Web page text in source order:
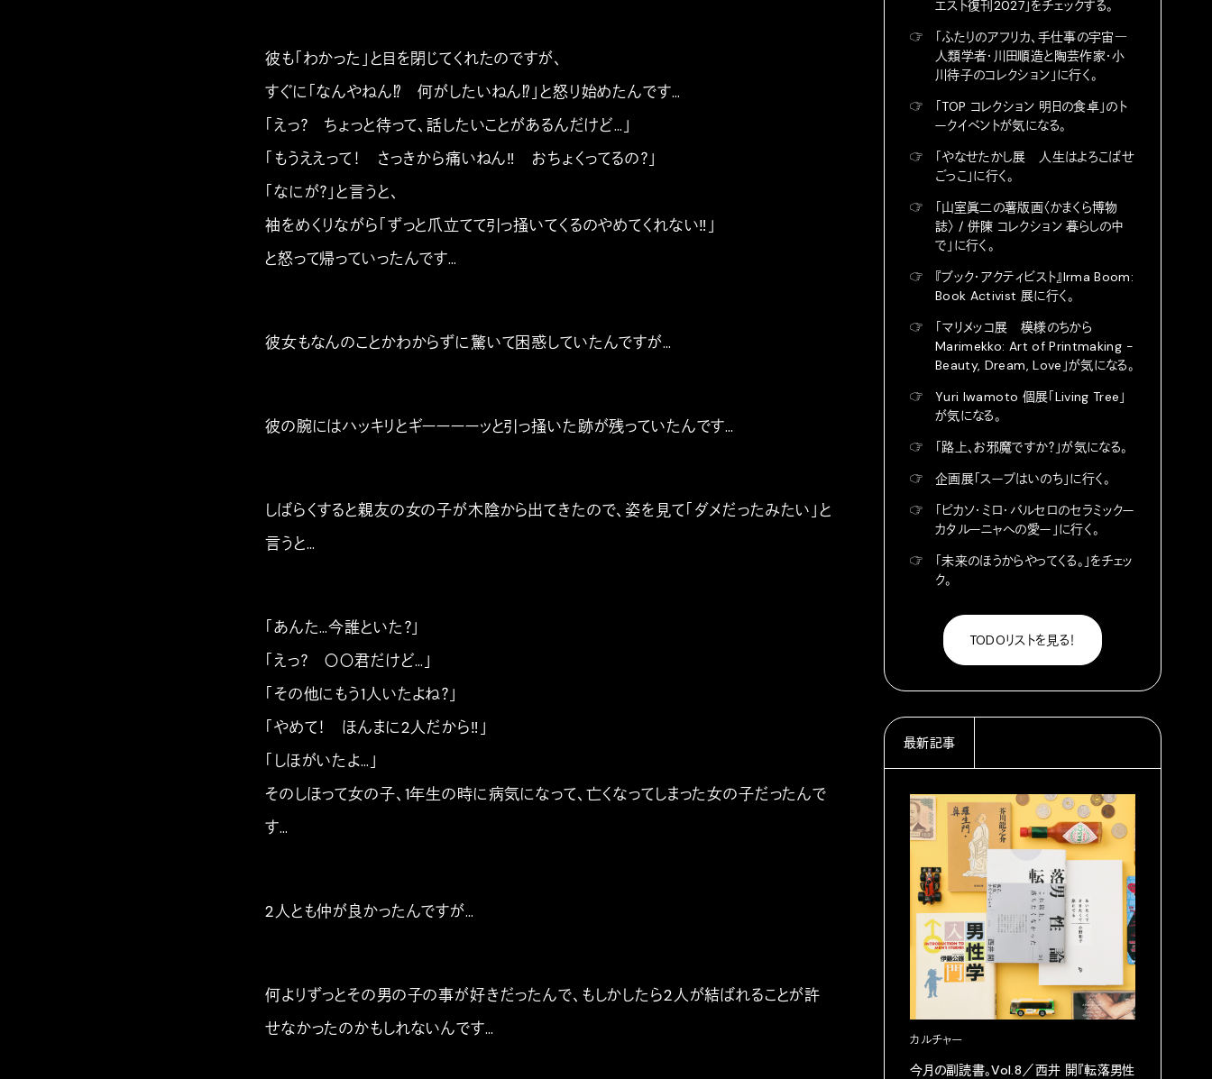
彼も「わかった」と目を閉じてくれたのですが、
すぐに「なんやねん⁉︎ 何がしたいねん⁉︎」と怒り始めたんです…
「えっ？ ちょっと待って、話したいことがあるんだけど…」
「もうええって！ さっきから痛いねん‼︎ おちょくってるの？」
「なにが？」と言うと、
袖をめくりながら「ずっと爪立てて引っ掻いてくるのやめてくれない‼︎」
と怒って帰っていったんです…
彼女もなんのことかわからずに驚いて困惑していたんですが…
彼の腕にはハッキリとギーーーーッと引っ掻いた跡が残っていたんです…
しばらくすると親友の女の子が木陰から出てきたので、姿を見て「ダメだったみたい」と
言うと…
「あんた…今誰といた？」
「えっ？ 〇〇君だけど…」
「その他にもう1人いたよね？」
「やめて！ ほんまに2人だから‼︎」
「しほがいたよ…」
そのしほって女の子、1年生の時に病気になって、亡くなってしまった女の子だったんで
す…
2人とも仲が良かったんですが…
何よりずっとその男の子の事が好きだったんで、もしかしたら2人が結ばれることが許
せなかったのかもしれないんです…
エスト復刊2027」をチェックする。
☞
「ふたりのアフリカ、手仕事の宇宙―
人類学者・川田順造と陶芸作家・小
川待子のコレクション」に行く。
☞
「TOP コレクション 明日の食卓」のト
ークイベントが気になる。
☞
「やなせたかし展 人生はよろこばせ
ごっこ」に行く。
☞
「山室眞二の薯版画〈かまくら博物
誌〉 / 併陳 コレクション 暮らしの中
で」に行く。
☞
『ブック・アクティビスト』Irma Boom:
Book Activist 展に行く。
☞
「マリメッコ展 模様のちから
Marimekko: Art of Printmaking -
Beauty, Dream, Love」が気になる。
☞
Yuri Iwamoto 個展「Living Tree」
が気になる。
☞
「路上、お邪魔ですか？」が気になる。
☞
企画展「スープはいのち」に行く。
☞
「ピカソ・ミロ・バルセロのセラミックー
カタルーニャへの愛ー」に行く。
☞
「未来のほうからやってくる。」をチェッ
ク。
TODOリストを見る！
最新記事
カルチャー
今月の副読書。Vol.8／西井 開『転落男性